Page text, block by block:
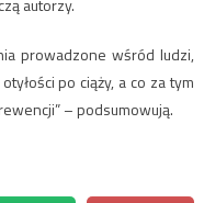
autorzy.
prowadzone wśród ludzi,
po ciąży, a co za tym
– podsumowują.